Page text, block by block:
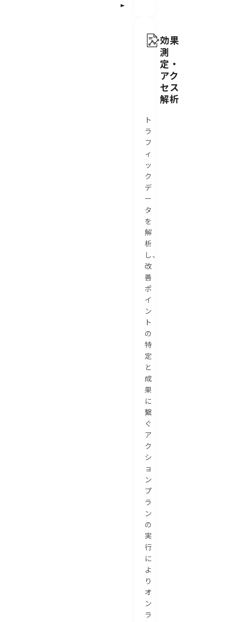
効果
測
定・
アク
セス
解析
ト
ラ
フ
ィ
ッ
ク
デ
ー
タ
を
解
析
し、
改
善
ポ
イ
ン
ト
の
特
定
と
成
果
に
繋
ぐ
ア
ク
シ
ョ
ン
プ
ラ
ン
の
実
行
に
よ
り
オ
ン
ラ